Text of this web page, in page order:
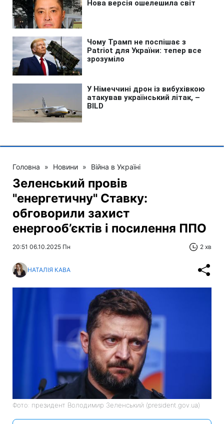
Головна » Новини » Війна в Україні
Зеленський провів
"енергетичну" Ставку:
обговорили захист
енергооб’єктів і посилення ППО
20:51 06.10.2025 Пн 2 хв
НАТАЛІЯ КАВА
Фото: президент Володимир Зеленський (president.gov.ua)